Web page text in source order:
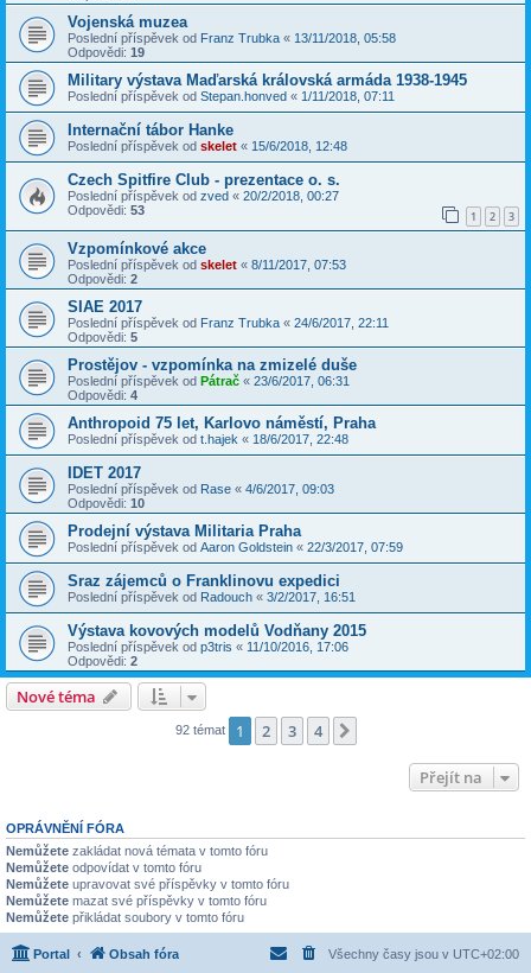
Vojenská muzea
Poslední příspěvek od Franz Trubka « 13/11/2018, 05:58
Odpovědi: 19
Military výstava Maďarská královská armáda 1938-1945
Poslední příspěvek od Stepan.honved « 1/11/2018, 07:11
Internační tábor Hanke
Poslední příspěvek od skelet « 15/6/2018, 12:48
Czech Spitfire Club - prezentace o. s.
Poslední příspěvek od zved « 20/2/2018, 00:27
Odpovědi: 53 1 2 3
Vzpomínkové akce
Poslední příspěvek od skelet « 8/11/2017, 07:53
Odpovědi: 2
SIAE 2017
Poslední příspěvek od Franz Trubka « 24/6/2017, 22:11
Odpovědi: 5
Prostějov - vzpomínka na zmizelé duše
Poslední příspěvek od Pátrač « 23/6/2017, 06:31
Odpovědi: 4
Anthropoid 75 let, Karlovo náměstí, Praha
Poslední příspěvek od t.hajek « 18/6/2017, 22:48
IDET 2017
Poslední příspěvek od Rase « 4/6/2017, 09:03
Odpovědi: 10
Prodejní výstava Militaria Praha
Poslední příspěvek od Aaron Goldstein « 22/3/2017, 07:59
Sraz zájemců o Franklinovu expedici
Poslední příspěvek od Radouch « 3/2/2017, 16:51
Výstava kovových modelů Vodňany 2015
Poslední příspěvek od p3tris « 11/10/2016, 17:06
Odpovědi: 2
Nové téma
92 témat 1 2 3 4
Přejít na
OPRÁVNĚNÍ FÓRA
Nemůžete zakládat nová témata v tomto fóru
Nemůžete odpovídat v tomto fóru
Nemůžete upravovat své příspěvky v tomto fóru
Nemůžete mazat své příspěvky v tomto fóru
Nemůžete přikládat soubory v tomto fóru
Portal Obsah fóra Všechny časy jsou v UTC+02:00